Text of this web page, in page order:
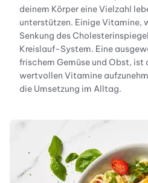
deinem Körper eine Vielzahl
unterstützen. Einige Vitamine,
Senkung des
Kreislauf-System. Eine
frischem Gemüse und Obst, ist
wertvollen Vitamine
die Umsetzung im Alltag.